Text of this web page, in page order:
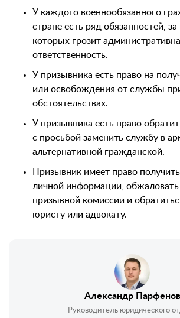
У каждого военнообязанного
стране есть ряд обязанностей,
которых грозит
ответственность.
У призывника есть право на
или освобождения от службы
обстоятельствах.
У призывника есть право
с просьбой заменить службу в
альтернативной гражданской.
Призывник имеет право
личной информации,
призывной комиссии и
юристу или адвокату.
Александр Парфенов
Руководитель юридического